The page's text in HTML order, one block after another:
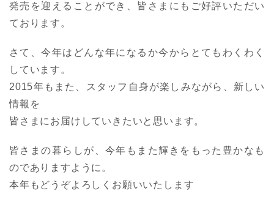
発売を迎えることができ、皆さまにもご好評いただい
ております。
さて、今年はどんな年になるか今からとてもわくわく
しています。
2015年もまた、スタッフ自身が楽しみながら、新しい
情報を
皆さまにお届けしていきたいと思います。
皆さまの暮らしが、今年もまた輝きをもった豊かなも
のでありますように。
本年もどうぞよろしくお願いいたします